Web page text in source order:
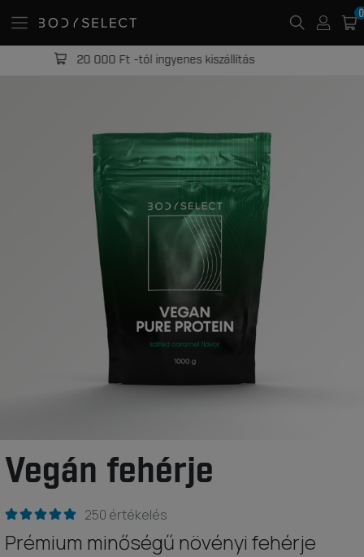
20 000 Ft -tól ingyenes kiszállítás
Vegán fehérje
250 értékelés
Prémium minőségű növényi fehérje
0